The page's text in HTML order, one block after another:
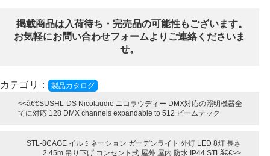
掲載商品は入荷待ち・完売品の可能性もございます。
お気軽にお問い合わせフォームよりご連絡くださいま
せ。
カテゴリ： 製品カタログ
SUSHL-DS Nicolaudie ニコラウディー DMX対応の照明機器全
てに対応 128 DMX channels expandable to 512 ビームテック
STL-8CAGE イルミネーション ガーデンライト 外灯 LED 8灯 長さ
2.45m 吊り下げ コンセント式 屋外 屋内 防水 IP44 STL